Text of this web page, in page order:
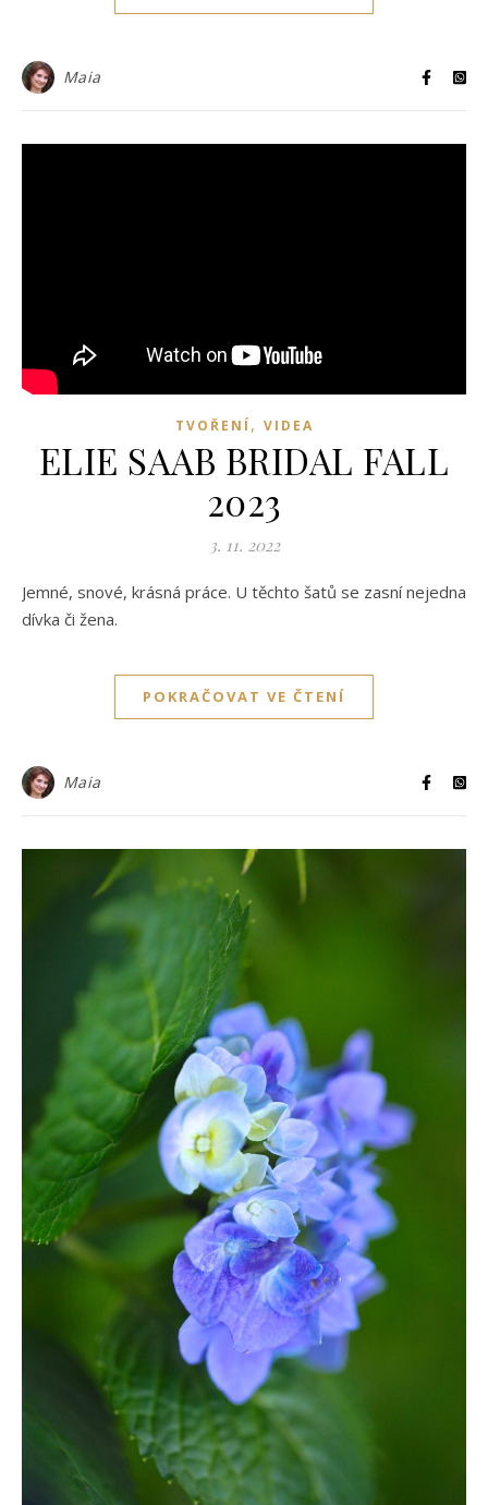
Maia
TVOŘENÍ , VIDEA
ELIE SAAB BRIDAL FALL
2023
3. 11. 2022
Jemné, snové, krásná práce. U těchto šatů se zasní nejedna
dívka či žena.
POKRAČOVAT VE ČTENÍ
Maia